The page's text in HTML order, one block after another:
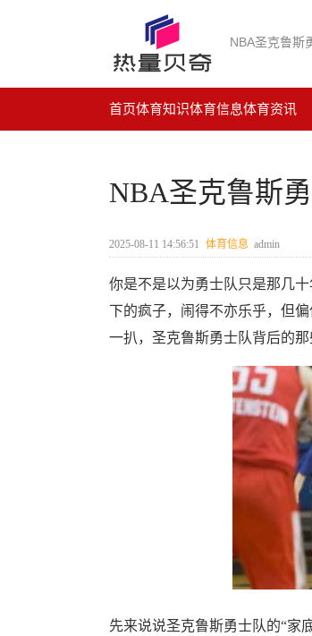
NBA圣克鲁斯
首页体育知识体育信息体育资讯
NBA圣克鲁斯
2025-08-11 14:56:51 体育信息 admin
你是不是以为勇士队只是那几
下的疯子，闹得不亦乐乎，但
一扒，圣克鲁斯勇士队背后的
先来说说圣克鲁斯勇士队的“家